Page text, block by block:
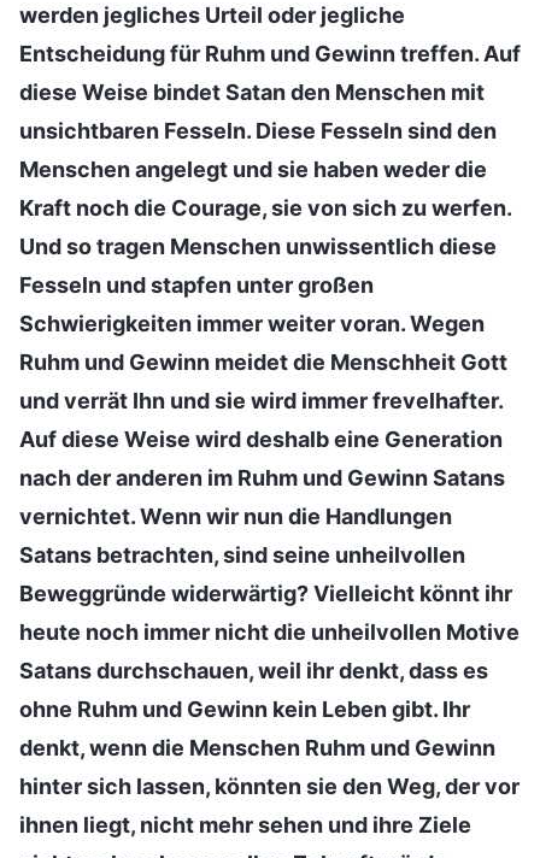
werden jegliches Urteil oder jegliche
Entscheidung für Ruhm und Gewinn treffen. Auf
diese Weise bindet Satan den Menschen mit
unsichtbaren Fesseln. Diese Fesseln sind den
Menschen angelegt und sie haben weder die
Kraft noch die Courage, sie von sich zu werfen.
Und so tragen Menschen unwissentlich diese
Fesseln und stapfen unter großen
Schwierigkeiten immer weiter voran. Wegen
Ruhm und Gewinn meidet die Menschheit Gott
und verrät Ihn und sie wird immer frevelhafter.
Auf diese Weise wird deshalb eine Generation
nach der anderen im Ruhm und Gewinn Satans
vernichtet. Wenn wir nun die Handlungen
Satans betrachten, sind seine unheilvollen
Beweggründe widerwärtig? Vielleicht könnt ihr
heute noch immer nicht die unheilvollen Motive
Satans durchschauen, weil ihr denkt, dass es
ohne Ruhm und Gewinn kein Leben gibt. Ihr
denkt, wenn die Menschen Ruhm und Gewinn
hinter sich lassen, könnten sie den Weg, der vor
ihnen liegt, nicht mehr sehen und ihre Ziele